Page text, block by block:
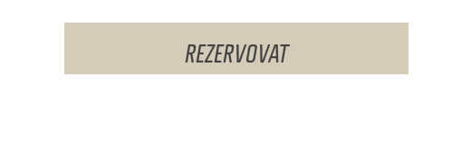
REZERVOVAT